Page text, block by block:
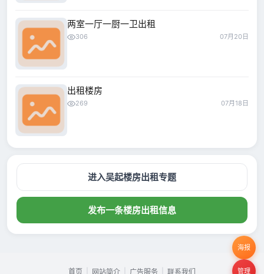
两室一厅一厨一卫出租
306 07月20日
出租楼房
269 07月18日
进入吴起楼房出租专题
发布一条楼房出租信息
海报
管理
首页 网站简介 广告服务 联系我们